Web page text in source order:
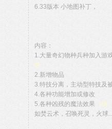
6.33版本 小地图补丁，
内容：
1.大量奇幻物种兵种加入游
兽
2.新增物品
3.特技分离，主动型特技及
4.各种功能增加或修改
5.各种凶残的魔法效果 （伪
如焚云术，召唤死灵，火球